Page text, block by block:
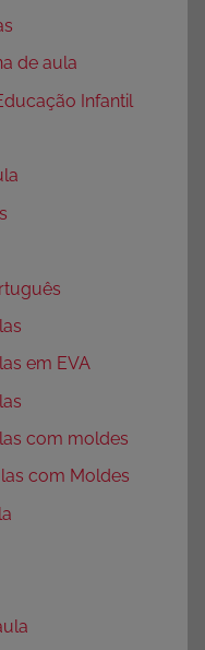
de aula
Infantil
em EVA
com moldes
com Moldes